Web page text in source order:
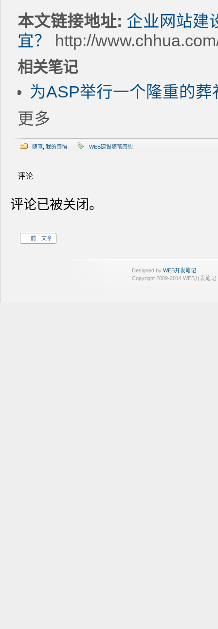
本文链接地址: 企业网站建
宜？
http://
相关笔记
为ASP举行一个隆重的葬
更多
随笔 我的感悟 WEB建设随笔感想
评论
评论已被关闭。
前一文章
Designed by WEB开发笔记
Copyright 2009-2014 WEB开发笔